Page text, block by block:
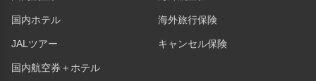
国内ホテル
JALツアー
国内航空券＋ホテル
海外旅行保険
キャンセル保険